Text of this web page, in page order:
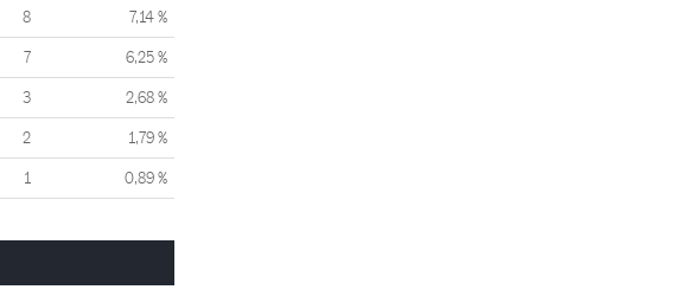
8 7,14 %
7 6,25 %
3 2,68 %
2 1,79 %
1 0,89 %